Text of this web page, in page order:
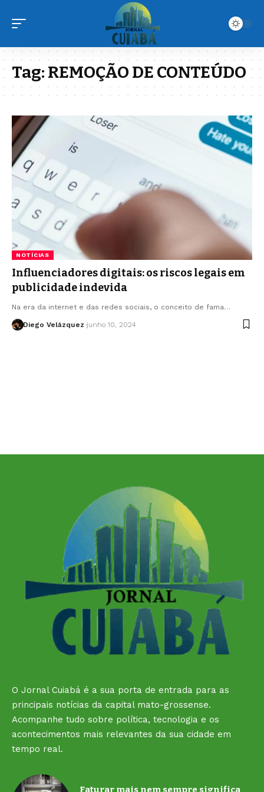
Tag:REMOÇÃO DE CONTEÚDO
NOTÍCIAS
Influenciadores digitais: os riscos legais em
publicidade indevida
Na era da internet e das redes sociais, o conceito de fama…
Diego Velázquez junho 10, 2024
O Jornal Cuiabá é a sua porta de entrada para as
principais notícias da capital mato-grossense.
Acompanhe tudo sobre política, tecnologia e os
acontecimentos mais relevantes da sua cidade em
tempo real.
Faturar mais nem sempre significa